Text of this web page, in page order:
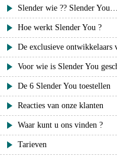
Slender wie ?? Slender
Hoe werkt Slender You ?
De exclusieve ontwikkelaars
Voor wie is Slender You
De 6 Slender You toestellen
Reacties van onze klanten
Waar kunt u ons vinden ?
Tarieven